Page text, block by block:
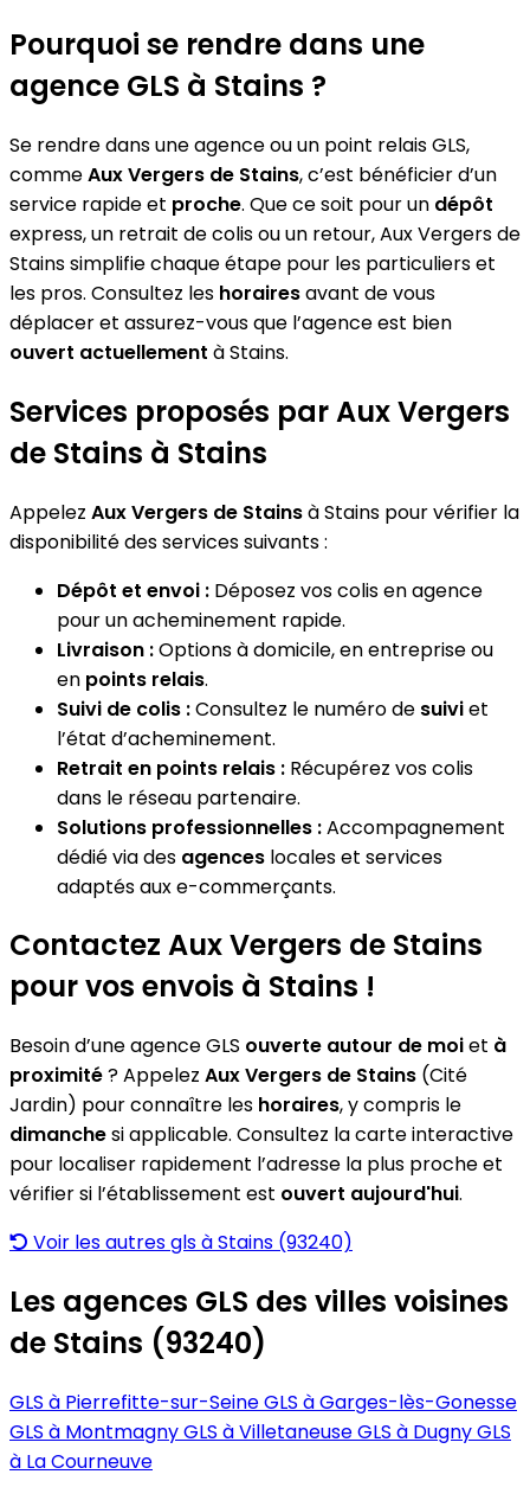
Pourquoi se rendre dans une
agence GLS à Stains ?
Se rendre dans une agence ou un point relais GLS,
commeAux Vergers de Stains, c’est bénéficier d’un
service rapide et proche. Que ce soit pour un dépôt
express, un retrait de colis ou un retour, Aux Vergers de
Stains simplifie chaque étape pour les particuliers et
les pros. Consultez les horairesavant de vous
déplacer et assurez-vous que l’agence est bien
ouvert actuellement à Stains.
Services proposés par Aux Vergers
de Stains à Stains
Appelez Aux Vergers de Stainsà Stains pour vérifier la
disponibilité des services suivants :
Dépôt et envoi : Déposez vos colis en agence
pour un acheminement rapide.
Livraison :Options à domicile, en entreprise ou
en points relais.
Suivi de colis :Consultez le numéro de suiviet
l’état d’acheminement.
Retrait en points relais : Récupérez vos colis
dans le réseau partenaire.
Solutions professionnelles :Accompagnement
dédié via des agences locales et services
adaptés aux e-commerçants.
Contactez Aux Vergers de Stains
pour vos envois à Stains !
Besoin d’une agence GLS ouverte autour de moiet à
proximité? Appelez Aux Vergers de Stains (Cité
Jardin) pour connaître les horaires, y compris le
dimanchesi applicable. Consultez la carte interactive
pour localiser rapidement l’adresse la plus proche et
vérifier si l’établissement est ouvert aujourd'hui.
Voir les autres gls à Stains (93240)
Les agences GLS des villes voisines
de Stains (93240)
GLS à Pierrefitte-sur-SeineGLS à Garges-lès-Gonesse
GLS à MontmagnyGLS à VilletaneuseGLS à DugnyGLS
à La Courneuve